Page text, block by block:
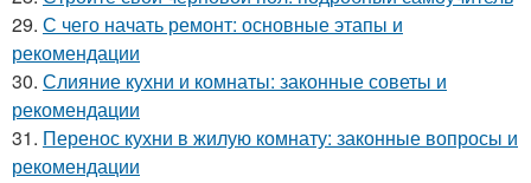
29. С чего начать ремонт: основные этапы и
рекомендации
30. Слияние кухни и комнаты: законные советы и
рекомендации
31. Перенос кухни в жилую комнату: законные вопросы и
рекомендации